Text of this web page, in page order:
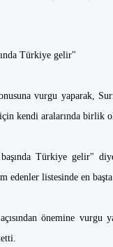
Türkiye gelir"
vurgu yaparak,
kendi aralarında birlik
Türkiye gelir"
listesinde en
önemine vurgu